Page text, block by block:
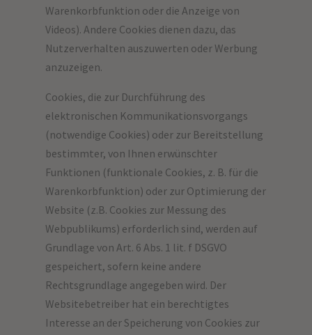
Warenkorbfunktion oder die Anzeige von
Videos). Andere Cookies dienen dazu, das
Nutzerverhalten auszuwerten oder Werbung
anzuzeigen.
Cookies, die zur Durchführung des
elektronischen Kommunikationsvorgangs
(notwendige Cookies) oder zur Bereitstellung
bestimmter, von Ihnen erwünschter
Funktionen (funktionale Cookies, z. B. für die
Warenkorbfunktion) oder zur Optimierung der
Website (z.B. Cookies zur Messung des
Webpublikums) erforderlich sind, werden auf
Grundlage von Art. 6 Abs. 1 lit. f DSGVO
gespeichert, sofern keine andere
Rechtsgrundlage angegeben wird. Der
Websitebetreiber hat ein berechtigtes
Interesse an der Speicherung von Cookies zur